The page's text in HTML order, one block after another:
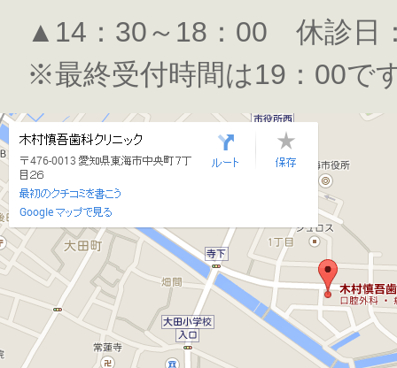
▲14：30～18：00 休診日
※最終受付時間は19：00で